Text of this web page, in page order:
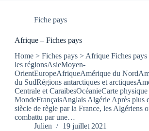
Fiche pays
Afrique – Fiches pays
Home > Fiches pays > Afrique Fiches pays
les régionsAsieMoyen-
OrientEuropeAfriqueAmérique du
du SudRégions antarctiques et
Centrale et CaraibesOcéanieCarte
MondeFrançaisAnglais Algérie Après plus
siècle de règle par la France, les Algériens
combattu par une…
Julien
19 juillet 2021